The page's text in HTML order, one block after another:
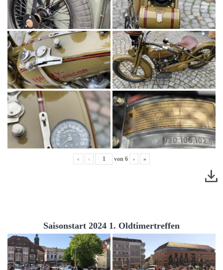
« ‹ von 6 › »
Saisonstart 2024 1. Oldtimertreffen